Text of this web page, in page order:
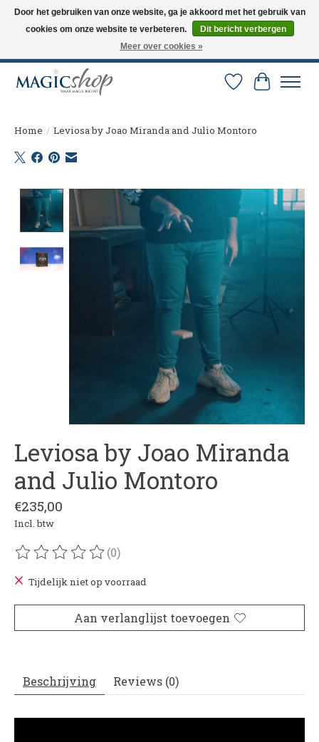
Altijd de nieuwste trucs op voorraad. Snelle verzending via PostNL en DHL.
Langskomen in onze winkel? Bel of mail om een afspraak te maken. 0251-
Verlanglijst
Home / Leviosa by Joao Miranda and Julio Montoro
Product image slideshow Items
Leviosa by Joao Miranda
and Julio Montoro
€235,00
Incl. btw
De beoordeling van dit product is
(0)
Tijdelijk niet op voorraad
Aan verlanglijst toevoegen
Beschrijving Reviews (0)
Door het gebruiken van onze website, ga je akkoord met het gebruik van
cookies om onze website te verbeteren.
Dit bericht verbergen
Meer over cookies »